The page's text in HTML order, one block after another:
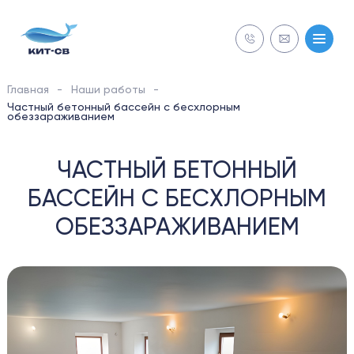
NECON
ОБСЛУЖИВАНИЕ
ОБОРУДОВАНИЕ
Главная
Наши работы
Частный бетонный бассейн с бесхлорным
обеззараживанием
ЧАСТНЫЙ БЕТОННЫЙ
БАССЕЙН С БЕСХЛОРНЫМ
ОБЕЗЗАРАЖИВАНИЕМ
Бесплатная
диагностика
Бесплатная
диагностика